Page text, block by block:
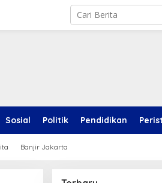
Sosial Politik Pendidikan
Banjir Jakarta